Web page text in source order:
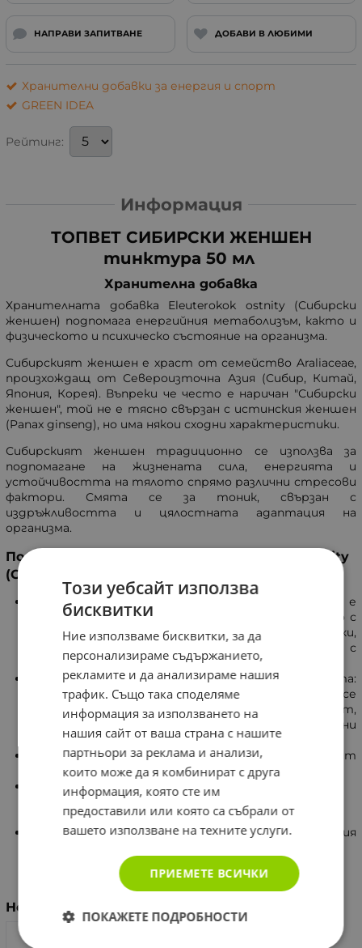
НАПРАВИ ЗАПИТВАНЕ ДОБАВИ В ЛЮБИМИ
Хранителни добавки за енергия и спорт
GREEN IDEA
Рейтинг:
Информация
ТОПВЕТ СИБИРСКИ ЖЕНШЕН
тинктура 50 мл
Хранителна добавка
Хранителната добавка Eleuterokok ostnity (Сибирски
женшен) подпомага енергийния метаболизъм, както и
физическото и психическо състояние на организма.
Сибирският женшен е храст от семейство Araliaceae,
произхождащ от Североизточна Азия (Сибир, Китай,
Япония, Корея). Въпреки че често е наричан "Сибирски
женшен", той не е тясно свързан с истинския женшен
(Panax ginseng), но има някои сходни характеристики.
Сибирският женшен традиционно се използва за
подпомагане на жизнената сила, енергията и
устойчивостта на тялото спрямо различни стресови
фактори. Смята се за тоник, свързан с
издръжливостта и цялостната адаптация на
организма.
Ползи, свързани с приема на Eleuterokok ostnity
(Сибирски женшен)
Адаптогенни свойства: Сибирският женшен е
известен като адаптоген – вещество, свързано с
адаптацията на организма към стрес (физически,
психически и екологичен). Той често се асоциира с
устойчивост към стресови фактори.
Поддържа енергията и издръжливостта:
Добавката е популярна сред хора, интересуващи се
от физическа и умствена работоспособност,
както и сред спортисти или при интензивни
физически натоварвания.
Подкрепа за имунната система: Сибирският
женшен подпомага устойчивостта на организма.
Поддържа когнитивните функции: Подкрепя
паметта, концентрацията и други умствени
процеси.
Антиоксидантни свойства: Фенолните съединения
си характеристики, свързани със защитата на
Номер/ Дата на вписване: Т222410158/13.12.2024
Този уебсайт използва
бисквитки
Ние използваме бисквитки, за да
персонализираме съдържанието,
рекламите и да анализираме нашия
трафик. Също така споделяме
информация за използването на
нашия сайт от ваша страна с нашите
партньори за реклама и анализи,
които може да я комбинират с друга
информация, която сте им
предоставили или която са събрали от
вашето използване на техните услуги.
ПРИЕМЕТЕ ВСИЧКИ
ПОКАЖЕТЕ ПОДРОБНОСТИ